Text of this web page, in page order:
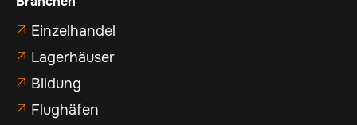
 Einzelhandel
 Lagerhäuser
 Bildung
 Flughäfen